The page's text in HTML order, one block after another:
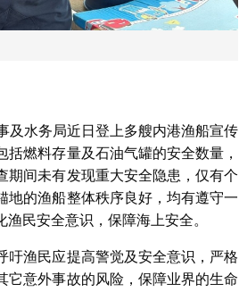
及水务局近日登上多艘内港渔船宣传
燃料存量及石油气罐的安全数量，
期间未有发现重大安全隐患，仅有个
地的渔船整体秩序良好，均有遵守一
民安全意识，保障海上安全。
吁渔民应提高警觉及安全意识，严格
它意外事故的风险，保障业界的生命